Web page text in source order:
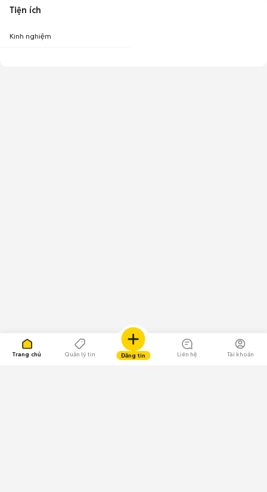
Trang chủ Quản lý tin Đăng tin Liên hệ Tài khoản
Tiện ích
Kinh nghiệm